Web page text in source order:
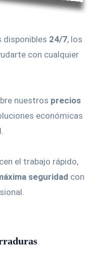
disponibles 24/7, los
con cualquier
nuestros precios
económicas
el trabajo rápido,
seguridad con